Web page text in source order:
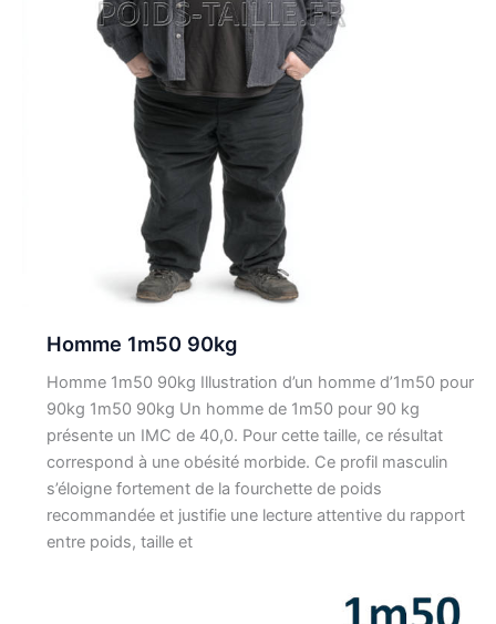
Homme 1m50 90kg
Homme 1m50 90kg Illustration d’un homme d’1m50 pour
90kg 1m50 90kg Un homme de 1m50 pour 90 kg
présente un IMC de 40,0. Pour cette taille, ce résultat
correspond à une obésité morbide. Ce profil masculin
s’éloigne fortement de la fourchette de poids
recommandée et justifie une lecture attentive du rapport
entre poids, taille et